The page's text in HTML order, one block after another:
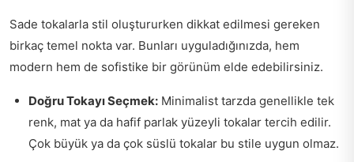
Sade tokalarla stil oluştururken dikkat edilmesi gereken
birkaç temel nokta var. Bunları uyguladığınızda, hem
modern hem de sofistike bir görünüm elde edebilirsiniz.
Doğru Tokayı Seçmek: Minimalist tarzda genellikle tek
renk, mat ya da hafif parlak yüzeyli tokalar tercih edilir.
Çok büyük ya da çok süslü tokalar bu stile uygun olmaz.